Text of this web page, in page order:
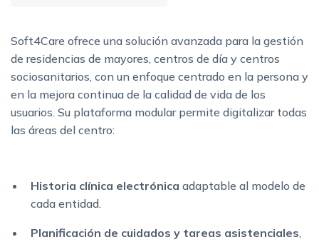
Soft4Care ofrece una solución avanzada para la gestión
de residencias de mayores, centros de día y centros
sociosanitarios, con un enfoque centrado en la persona y
en la mejora continua de la calidad de vida de los
usuarios. Su plataforma modular permite digitalizar todas
las áreas del centro:
Historia clínica electrónica adaptable al modelo de
cada entidad.
Planificación de cuidados y tareas asistenciales